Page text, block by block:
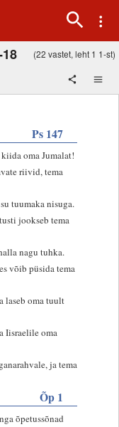
(22 vastet, leht 1 1-st)
Ps 147
oma Jumalat!
riivid, tema
tuumaka nisuga.
jookseb tema
nagu tuhka.
võib püsida tema
laseb oma tuult
Iisraelile oma
ja tema
Õp 1
õpetussõnad